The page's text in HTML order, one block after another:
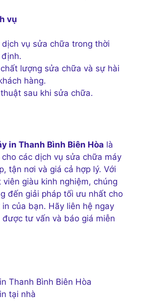
vụ
dịch vụ sửa chữa trong thời
lượng sửa chữa và sự hài
hàng.
sau khi sửa chữa.
in Thanh Bình Biên Hòa là
các dịch vụ sửa chữa máy
tận nơi và giá cả hợp lý. Với
giàu kinh nghiệm, chúng
đến giải pháp tối ưu nhất cho
của bạn. Hãy liên hệ ngay
tư vấn và báo giá miễn
Thanh Bình Biên Hòa
tại nhà